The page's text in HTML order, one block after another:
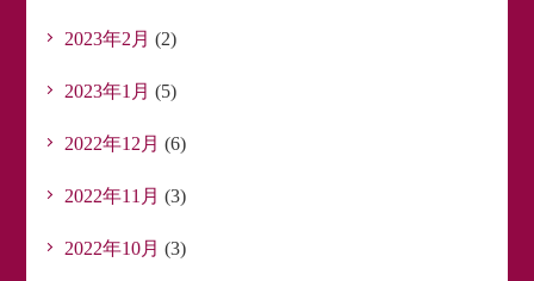
2023年2月 (2)
2023年1月 (5)
2022年12月 (6)
2022年11月 (3)
2022年10月 (3)